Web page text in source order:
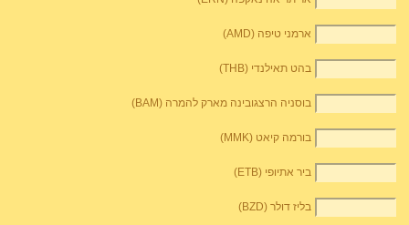
ארמני טיפה (AMD)
בהט תאילנדי (THB)
בוסניה הרצגובינה מארק להמרה (BAM)
בורמה קיאט (MMK)
ביר אתיופי (ETB)
בליז דולר (BZD)